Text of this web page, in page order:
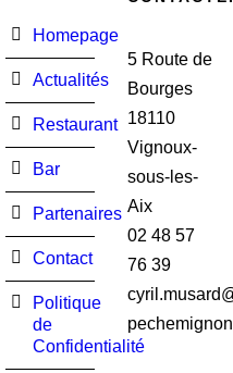
Homepage
Actualités
Restaurant
Bar
Partenaires
Contact
Politique
de
Confidentialité
5 Route de
Bourges
18110
Vignoux-
sous-les-
Aix
02 48 57
76 39